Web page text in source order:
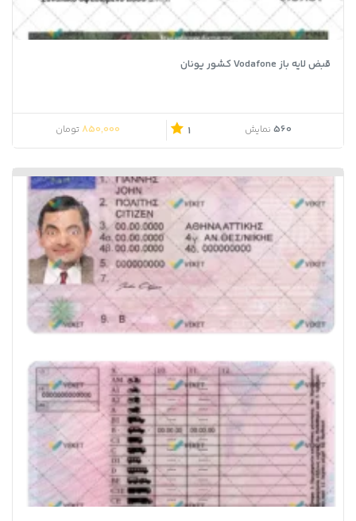
قبض لایه باز Vodafone کشور یونان
560 نمایش 1
850,000 تومان